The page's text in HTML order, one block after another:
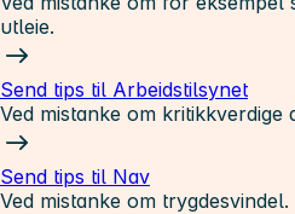
utleie.
Send tips til Arbeidstilsynet
Ved mistanke om kritikkverdige
Send tips til Nav
Ved mistanke om trygdesvindel.